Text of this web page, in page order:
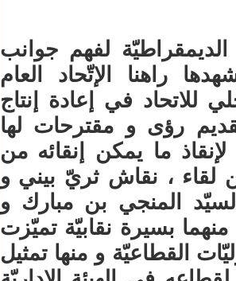
لفهم جوانب
راهنا الإتّحاد العام
للاتحاد في إعادة إنتاج
رؤى و مقترحات لها
ما يمكن إنقائه من
لقاء ، نقاش ثريّ بيني و
السيّد المنجي بن مبارك و
بسيرة نقابيّة تميّزت
القطاعيّة و منها تمثيل